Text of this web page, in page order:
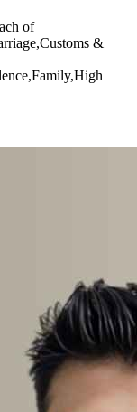
of
&